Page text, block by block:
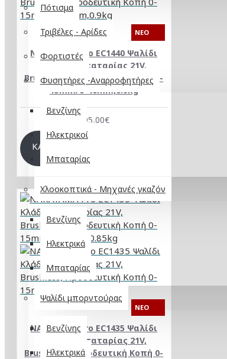
Πότισμα
Τριβέλες - Αρίδες
Φορτιστές
Φυσητήρες -Αναρροφητήρες
Βενζίνης
Ηλεκτρικοί
Μπαταρίας
Χλοοκοπτικά - Μηχανές γκαζόν
Βενζίνης
Ηλεκτρικά
Μπαταρίας
Ψαλίδι μπορντούρας
Βενζίνης
Ηλεκτρικά
NEO
NAKAYAMA Pro EC1440 Ψαλίδι
Κλάδου Μπαταρίας 21V,
Brushless, Προοδευτική Κοπή 0-
15mm/0-40mm,0.9kg
195,00€
ΚΑΛΆΘΙ
NEO
NAKAYAMA Pro EC1435 Ψαλίδι
Κλάδου Μπαταρίας 21V,
Brushless, Προοδευτική Κοπή 0-